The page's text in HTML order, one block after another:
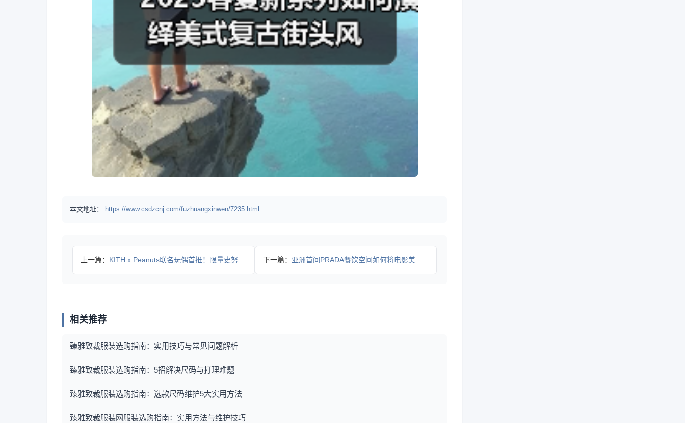
本文地址： https://www.csdzcnj.com/fuzhuangxinwen/7235.html
上一篇： KITH x Peanuts联名玩偶首推！限量史努比极简美学 下一篇： 亚洲首间PRADA餐饮空间如何将电影美学与美食对话？
相关推荐
臻雅致裁服装选购指南：实用技巧与常见问题解析
臻雅致裁服装选购指南：5招解决尺码与打理难题
臻雅致裁服装选购指南：选款尺码维护5大实用方法
臻雅致裁服装网服装选购指南：实用方法与维护技巧